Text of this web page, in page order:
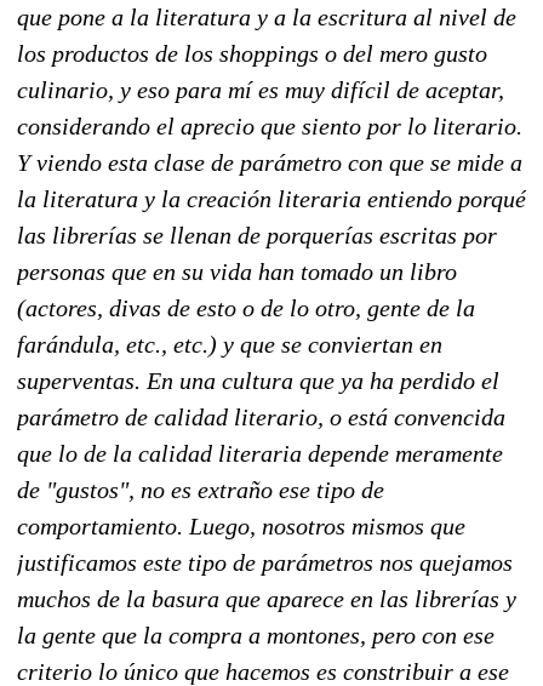
que pone a la literatura y a la escritura al nivel de
los productos de los shoppings o del mero gusto
culinario, y eso para mí es muy difícil de aceptar,
considerando el aprecio que siento por lo literario.
Y viendo esta clase de parámetro con que se mide a
la literatura y la creación literaria entiendo porqué
las librerías se llenan de porquerías escritas por
personas que en su vida han tomado un libro
(actores, divas de esto o de lo otro, gente de la
farándula, etc., etc.) y que se conviertan en
superventas. En una cultura que ya ha perdido el
parámetro de calidad literario, o está convencida
que lo de la calidad literaria depende meramente
de "gustos", no es extraño ese tipo de
comportamiento. Luego, nosotros mismos que
justificamos este tipo de parámetros nos quejamos
muchos de la basura que aparece en las librerías y
la gente que la compra a montones, pero con ese
criterio lo único que hacemos es constribuir a ese